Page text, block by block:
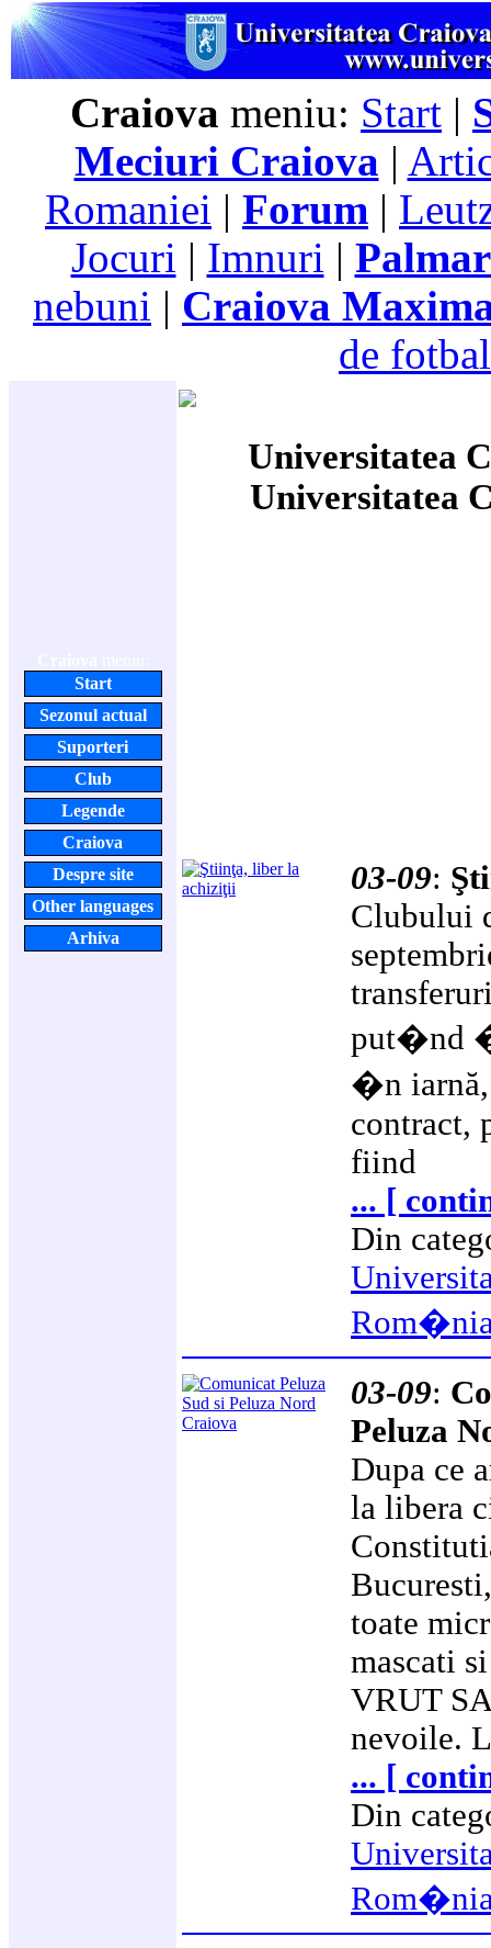
Craiova meniu: Start |
Meciuri Craiova |
Romaniei | Forum |
Jocuri | Imnuri |
nebuni | Craiova
de
Start
Sezonul actual
Suporteri
Club
Legende
Craiova
Despre site
Other languages
Arhiva
Universitatea
Universitatea
03-09:
Clubului
put�nd
�n iarnă,
contract,
fiind
... [
Din
03-09:
Peluza
Dupa ce
la libera
toate
mascati
VRUT
nevoile. L
... [
Din